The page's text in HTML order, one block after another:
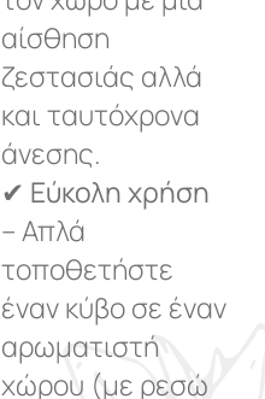
αίσθηση
ζεστασιάς αλλά
και ταυτόχρονα
άνεσης.
✔ Εύκολη χρήση
– Απλά
τοποθετήστε
έναν κύβο σε έναν
αρωματιστή
χώρου (με ρεσώ